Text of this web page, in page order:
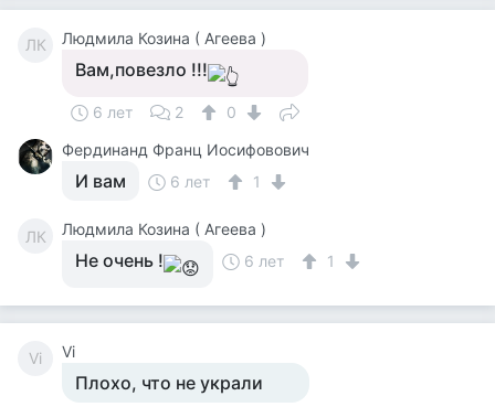
ЛК Людмила Козина ( Агеева )
Вам,повезло !!!
6 лет 2
0
Фердинанд Франц Иосифовович
И вам 6 лет 1
ЛК Людмила Козина ( Агеева )
Не очень ! 6 лет 1
Vi Vi
Плохо, что не украли